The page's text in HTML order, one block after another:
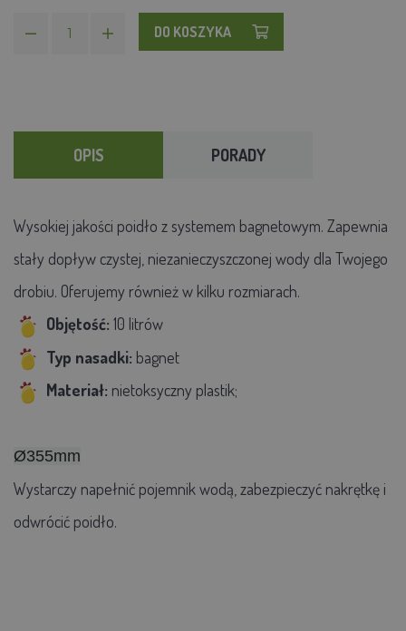
DO KOSZYKA
OPIS PORADY
Wysokiej jakości poidło z systemem bagnetowym. Zapewnia
stały dopływ czystej, niezanieczyszczonej wody dla Twojego
drobiu. Oferujemy również w kilku rozmiarach.
Objętość: 10 litrów
Typ nasadki: bagnet
Materiał: nietoksyczny plastik;
Ø355mm
Wystarczy napełnić pojemnik wodą, zabezpieczyć nakrętkę i
odwrócić poidło.